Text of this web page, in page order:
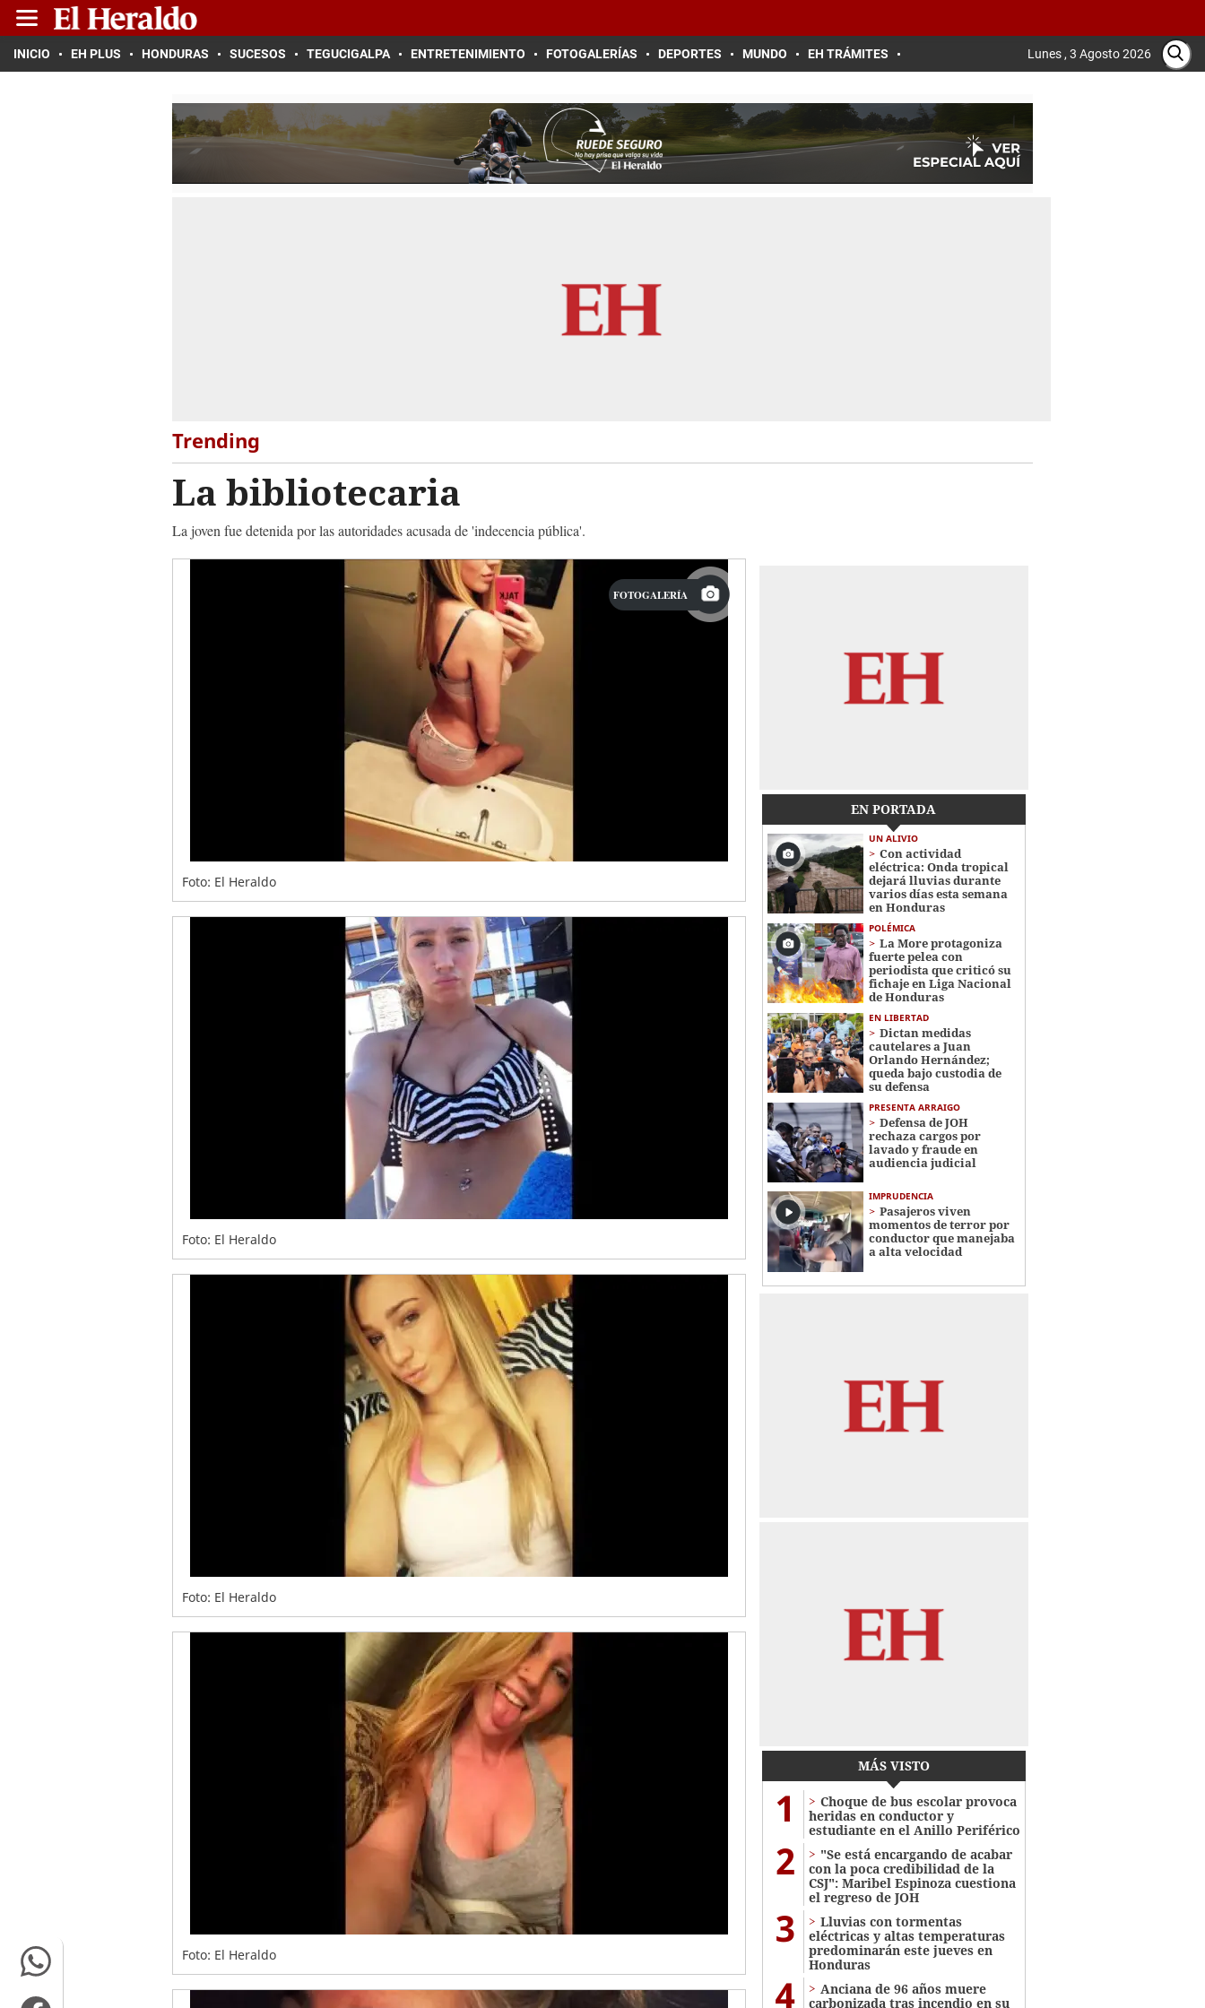
INICIO EH PLUS HONDURAS SUCESOS TEGUCIGALPA ENTRETENIMIENTO FOTOGALERÍAS DEPORTES MUNDO EH TRÁMITES Lunes , 3 Agosto 2026
Trending
La bibliotecaria
La joven fue detenida por las autoridades acusada de 'indecencia pública'.
FOTOGALERÍA
Foto: El Heraldo
Foto: El Heraldo
Foto: El Heraldo
Foto: El Heraldo
EN PORTADA
UN ALIVIO
Con actividad
eléctrica: Onda tropical
dejará lluvias durante
varios días esta semana
en Honduras
POLÉMICA
La More protagoniza
fuerte pelea con
periodista que criticó su
fichaje en Liga Nacional
de Honduras
EN LIBERTAD
Dictan medidas
cautelares a Juan
Orlando Hernández;
queda bajo custodia de
su defensa
PRESENTA ARRAIGO
Defensa de JOH
rechaza cargos por
lavado y fraude en
audiencia judicial
IMPRUDENCIA
Pasajeros viven
momentos de terror por
conductor que manejaba
a alta velocidad
MÁS VISTO
1
Choque de bus escolar provoca
heridas en conductor y
estudiante en el Anillo Periférico
2
"Se está encargando de acabar
con la poca credibilidad de la
CSJ": Maribel Espinoza cuestiona
el regreso de JOH
3
Lluvias con tormentas
eléctricas y altas temperaturas
predominarán este jueves en
Honduras
4
Anciana de 96 años muere
carbonizada tras incendio en su